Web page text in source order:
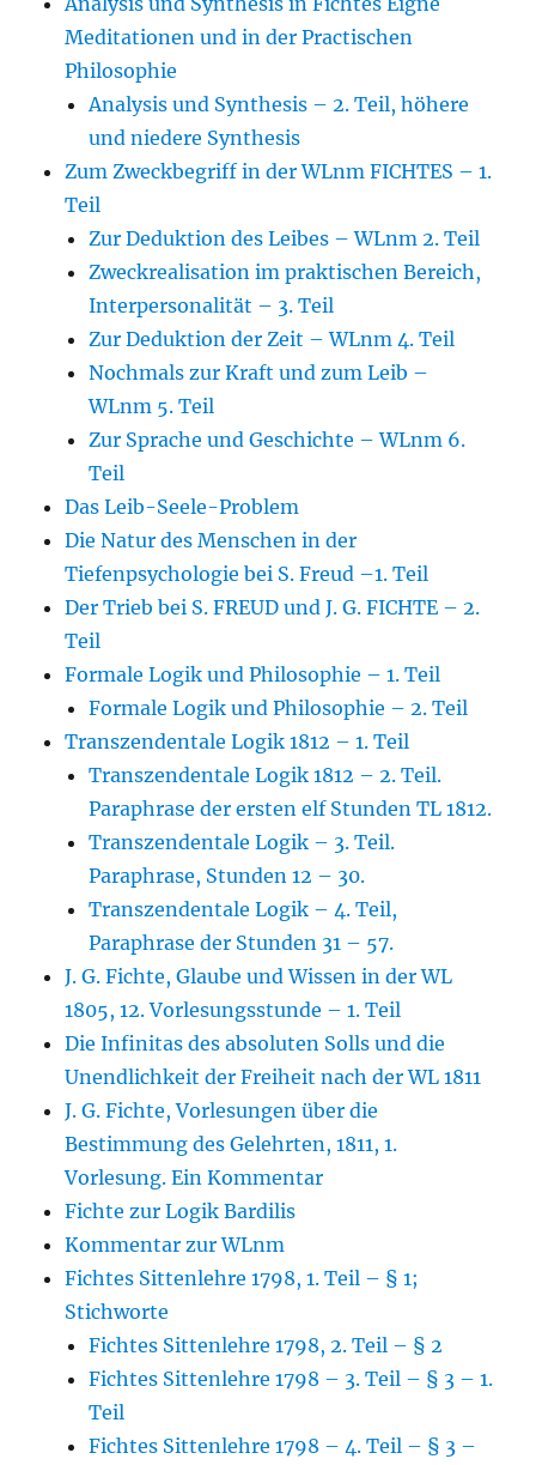
Meditationen und in der Practischen
Philosophie
Analysis und Synthesis – 2. Teil, höhere
und niedere Synthesis
Zum Zweckbegriff in der WLnm FICHTES – 1.
Teil
Zur Deduktion des Leibes – WLnm 2. Teil
Zweckrealisation im praktischen Bereich,
Interpersonalität – 3. Teil
Zur Deduktion der Zeit – WLnm 4. Teil
Nochmals zur Kraft und zum Leib –
WLnm 5. Teil
Zur Sprache und Geschichte – WLnm 6.
Teil
Das Leib-Seele-Problem
Die Natur des Menschen in der
Tiefenpsychologie bei S. Freud –1. Teil
Der Trieb bei S. FREUD und J. G. FICHTE – 2.
Teil
Formale Logik und Philosophie – 1. Teil
Formale Logik und Philosophie – 2. Teil
Transzendentale Logik 1812 – 1. Teil
Transzendentale Logik 1812 – 2. Teil.
Paraphrase der ersten elf Stunden TL 1812.
Transzendentale Logik – 3. Teil.
Paraphrase, Stunden 12 – 30.
Transzendentale Logik – 4. Teil,
Paraphrase der Stunden 31 – 57.
J. G. Fichte, Glaube und Wissen in der WL
1805, 12. Vorlesungsstunde – 1. Teil
Die Infinitas des absoluten Solls und die
Unendlichkeit der Freiheit nach der WL 1811
J. G. Fichte, Vorlesungen über die
Bestimmung des Gelehrten, 1811, 1.
Vorlesung. Ein Kommentar
Fichte zur Logik Bardilis
Kommentar zur WLnm
Fichtes Sittenlehre 1798, 1. Teil – § 1;
Stichworte
Fichtes Sittenlehre 1798, 2. Teil – § 2
Fichtes Sittenlehre 1798 – 3. Teil – § 3 – 1.
Teil
Fichtes Sittenlehre 1798 – 4. Teil – § 3 –